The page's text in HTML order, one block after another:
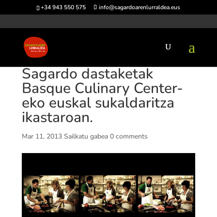
+34 943 550 575 info@sagardoarenlurraldea.eus
Sagardo dastaketak
Basque Culinary Center-
eko euskal sukaldaritza
ikastaroan.
Mar 11, 2013 Sailkatu gabea 0 comments